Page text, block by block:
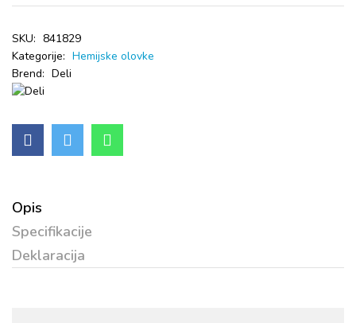
SKU: 841829
Kategorije: Hemijske olovke
Brend: Deli
Opis
Specifikacije
Deklaracija